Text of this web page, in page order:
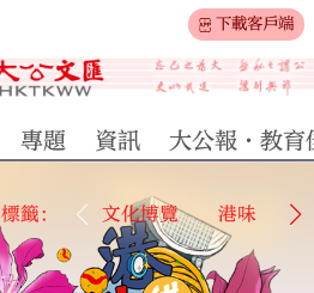
下載客戶端
專題 資訊 大公報·教育
籤： 文化博覽 港味